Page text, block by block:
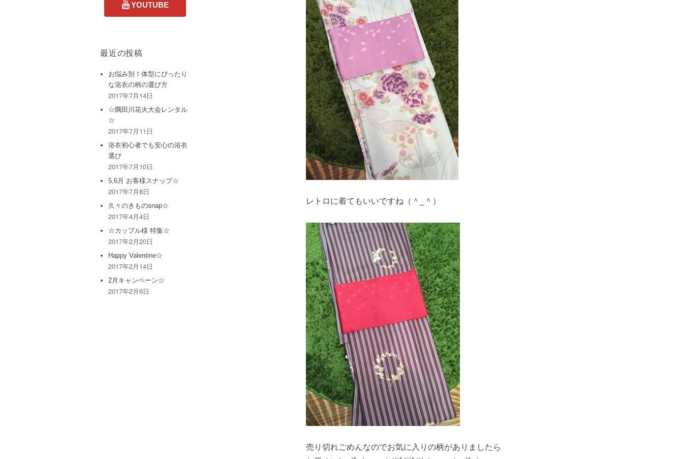
レトロに着てもいいですね（＾_＾）
売り切れごめんなのでお気に入りの柄がありましたら
最近の投稿
お悩み別！体型にぴったり
な浴衣の柄の選び方
2017年7月14日
☆隅田川花火大会レンタル
☆
2017年7月11日
浴衣初心者でも安心の浴衣
選び
2017年7月10日
5,6月 お客様スナップ☆
2017年7月8日
久々のきものsnap☆
2017年4月4日
☆カップル様 特集☆
2017年2月20日
Happy Valentine☆
2017年2月14日
2月キャンペーン☆
2017年2月6日